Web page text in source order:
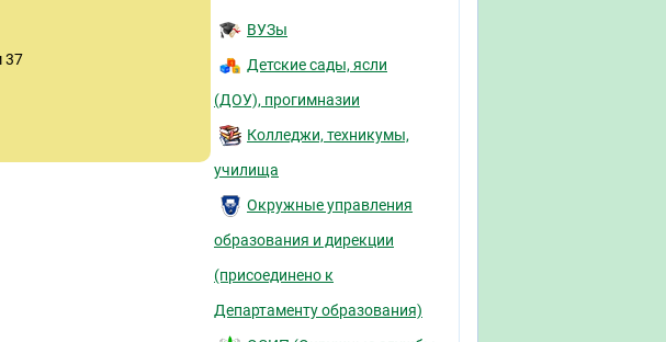
37
ВУЗы
Детские сады, ясли
(ДОУ), прогимназии
Колледжи, техникумы,
училища
Окружные управления
образования и дирекции
(присоединено к
Департаменту образования)